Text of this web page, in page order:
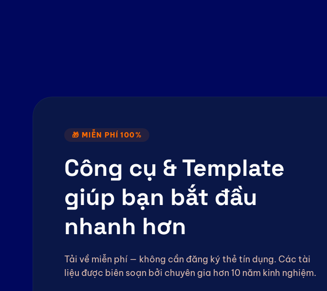
🎁 MIỄN PHÍ 100%
Công cụ & Template
giúp bạn bắt đầu
nhanh hơn
Tải về miễn phí — không cần đăng ký thẻ tín dụng. Các tài
liệu được biên soạn bởi chuyên gia hơn 10 năm kinh nghiệm.